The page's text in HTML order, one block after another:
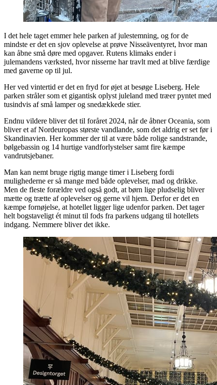
I det hele taget emmer hele parken af julestemning, og for de
mindste er det en sjov oplevelse at prøve Nisseäventyret, hvor man
kan åbne små døre med opgaver. Rutens klimaks ender i
julemandens værksted, hvor nisserne har travlt med at blive færdige
med gaverne op til jul.
Her ved vintertid er det en fryd for øjet at besøge Liseberg. Hele
parken stråler som et gigantisk oplyst juleland med træer pyntet med
tusindvis af små lamper og snedækkede stier.
Endnu vildere bliver det til foråret 2024, når de åbner Oceania, som
bliver et af Nordeuropas største vandlande, som det aldrig er set før i
Skandinavien. Her kommer der til at være både rolige sandstrande,
bølgebassin og 14 hurtige vandforlystelser samt fire kæmpe
vandrutsjebaner.
Man kan nemt bruge rigtig mange timer i Liseberg fordi
mulighederne er så mange med både oplevelser, mad og drikke.
Men de fleste forældre ved også godt, at børn lige pludselig bliver
mætte og trætte af oplevelser og gerne vil hjem. Derfor er det en
kæmpe fornøjelse, at hotellet ligger lige udenfor parken. Det tager
helt bogstaveligt ét minut til fods fra parkens udgang til hotellets
indgang. Nemmere bliver det ikke.